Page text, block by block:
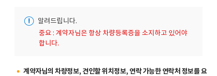
!
알려드립니다.
중요 : 계약자님은 항상 차량등록증을 소지하고 있어야
합니다.
계약자님의 차량정보, 견인할 위치정보, 연락 가능한 연락처 정보를 요